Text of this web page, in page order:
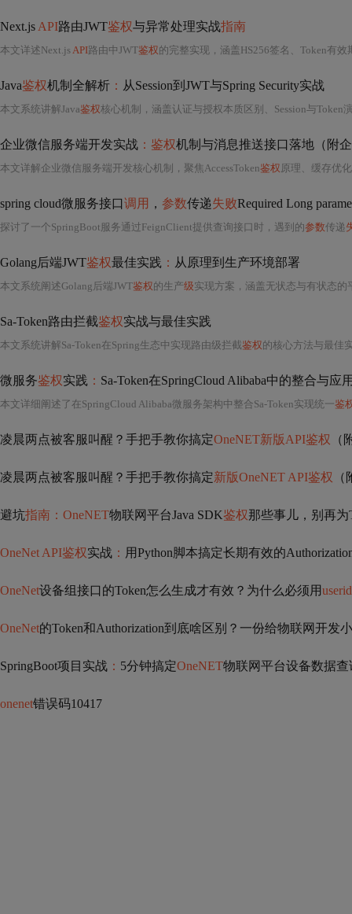
Next.js API路由JWT鉴权与异常处理实战指南
本文详述Next.jsAPI路由中JWT鉴权的完整实现，涵盖HS256签名、Token有效期管理、HttpOnly Cookie存储、令牌黑名单机制；结合Joi数据校验、基于角色的访问控制（RBAC）、敏感操作二次验证；
Java鉴权机制全解析 ： 从Session到JWT与Spring Security实战
本文系统讲解Java鉴权核心机制，涵盖认证与授权本质区别、Session与Token演进逻辑；深入剖析JWT（签名验证
企业微信服务端开发实战 ：鉴权机制与消息推送接口落地（附企业微信主
本文详解企业微信服务端开发核心机制，聚焦AccessToken鉴权 原理、缓存优化策略（提前
spring cloud微服务接口调用 ， 参数传递失败Required Long
探讨了一个SpringBoot服务通过FeignClient提供查询接口时，遇到的参数传递
Golang后端JWT鉴权最佳实践 ： 从原理到生产环境部署
本文系统阐述Golang后端JWT鉴权的生产级实现方案，涵盖无状态与有状态的平衡设计、Access/Refresh双Token机制、Payload最小化原则、HS256/RS256密钥安全管理、Gin
Sa-Token路由拦截鉴权实战与最佳实践
本文系统讲解Sa-Token在Spring生态中实现路由级拦截鉴权的核心方法与最佳实践，涵盖环境搭建、多路径/HTTP
微服务鉴权实践 ： Sa-Token在SpringCloud Alibaba中的整合与应
本文详细阐述了在SpringCloud Alibaba微服务架构中整合Sa-Token实现统一鉴
凌晨两点被客服叫醒？手把手教你搞定OneNET新版API鉴权 （
凌晨两点被客服叫醒？手把手教你搞定新版OneNET API鉴权
避坑指南：OneNET物联网平台Java SDK鉴权那些事儿，别再为
OneNet API鉴权实战 ： 用Python脚本搞定长期有效的
OneNet设备组接口的Token怎么生成才有效？为什么必须用userid
OneNet的Token和Authorization到底啥区别？一份给物联网开发
SpringBoot项目实战 ： 5分钟搞定OneNET物联网平台设备数据
onenet错误码10417